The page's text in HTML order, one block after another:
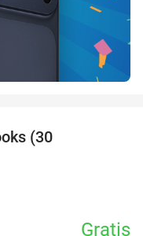
(30
Gratis